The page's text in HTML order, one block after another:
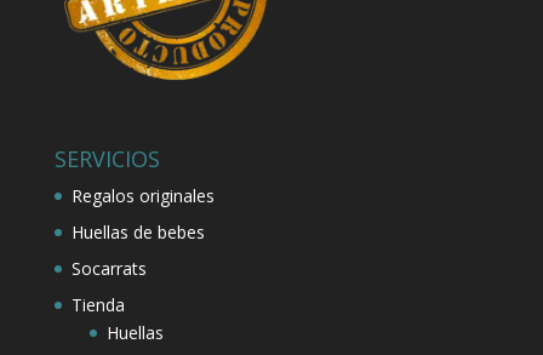
SERVICIOS
Regalos originales
Huellas de bebes
Socarrats
Tienda
Huellas